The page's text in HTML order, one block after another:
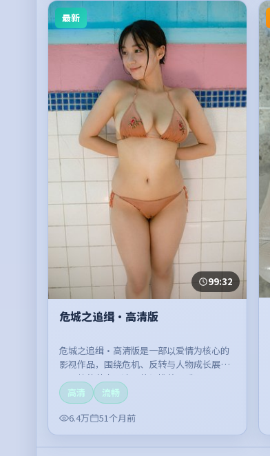
最新
99:32
危城之追缉·高清版
危城之追缉·高清版是一部以爱情为核心的
影视作品，围绕危机、反转与人物成长展
开，整体节奏紧凑，值得推荐观看。
高清
流畅
6.4万
51个月前